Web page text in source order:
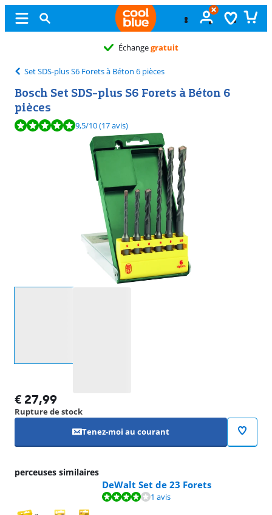
Échangegratuit
Set SDS-plus S6 Forets à Béton 6 pièces
Bosch Set SDS-plus S6 Forets à Béton 6
pièces
La note est de 9,5 sur 10, basée sur 17 avis.
9,5/10(17 avis)
€ 27,99
Rupture de stock
Tenez-moi au courant
perceuses similaires
DeWalt Set de 23 Forets
La note est de 8,0 sur 10, basée sur 1 avis.
1 avis